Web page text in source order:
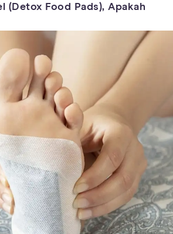
(Detox Food Pads), Apakah